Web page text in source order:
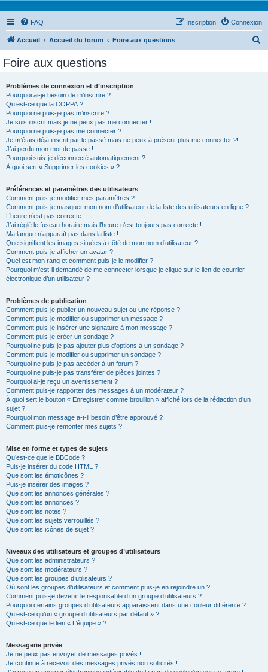
FAQ Connexion
Inscription
Accueil Accueil du forum Foire aux questions
Foire aux questions
Problèmes de connexion et d’inscription
Pourquoi ai-je besoin de m’inscrire ?
Qu’est-ce que la COPPA ?
Pourquoi ne puis-je pas m’inscrire ?
Je suis inscrit mais je ne peux pas me connecter !
Pourquoi ne puis-je pas me connecter ?
Je m’étais déjà inscrit par le passé mais ne peux à présent plus me connecter ?!
J’ai perdu mon mot de passe !
Pourquoi suis-je déconnecté automatiquement ?
À quoi sert « Supprimer les cookies » ?
Préférences et paramètres des utilisateurs
Comment puis-je modifier mes paramètres ?
Comment puis-je masquer mon nom d’utilisateur de la liste des utilisateurs en ligne ?
L’heure n’est pas correcte !
J’ai réglé le fuseau horaire mais l’heure n’est toujours pas correcte !
Ma langue n’apparaît pas dans la liste !
Que signifient les images situées à côté de mon nom d’utilisateur ?
Comment puis-je afficher un avatar ?
Quel est mon rang et comment puis-je le modifier ?
Pourquoi m’est-il demandé de me connecter lorsque je clique sur le lien de courrier
électronique d’un utilisateur ?
Problèmes de publication
Comment puis-je publier un nouveau sujet ou une réponse ?
Comment puis-je modifier ou supprimer un message ?
Comment puis-je insérer une signature à mon message ?
Comment puis-je créer un sondage ?
Pourquoi ne puis-je pas ajouter plus d’options à un sondage ?
Comment puis-je modifier ou supprimer un sondage ?
Pourquoi ne puis-je pas accéder à un forum ?
Pourquoi ne puis-je pas transférer de pièces jointes ?
Pourquoi ai-je reçu un avertissement ?
Comment puis-je rapporter des messages à un modérateur ?
À quoi sert le bouton « Enregistrer comme brouillon » affiché lors de la rédaction d’un
sujet ?
Pourquoi mon message a-t-il besoin d’être approuvé ?
Comment puis-je remonter mes sujets ?
Mise en forme et types de sujets
Qu’est-ce que le BBCode ?
Puis-je insérer du code HTML ?
Que sont les émoticônes ?
Puis-je insérer des images ?
Que sont les annonces générales ?
Que sont les annonces ?
Que sont les notes ?
Que sont les sujets verrouillés ?
Que sont les icônes de sujet ?
Niveaux des utilisateurs et groupes d’utilisateurs
Que sont les administrateurs ?
Que sont les modérateurs ?
Que sont les groupes d’utilisateurs ?
Où sont les groupes d’utilisateurs et comment puis-je en rejoindre un ?
Comment puis-je devenir le responsable d’un groupe d’utilisateurs ?
Pourquoi certains groupes d’utilisateurs apparaissent dans une couleur différente ?
Qu’est-ce qu’un « groupe d’utilisateurs par défaut » ?
Qu’est-ce que le lien « L’équipe » ?
Messagerie privée
Je ne peux pas envoyer de messages privés !
Je continue à recevoir des messages privés non sollicités !